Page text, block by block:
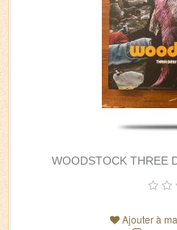
WOODSTOCK THREE
Ajouter à